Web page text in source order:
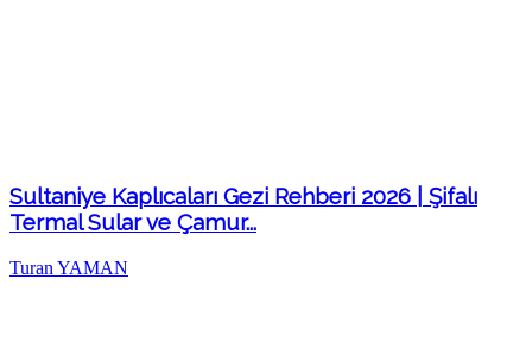
Sultaniye Kaplıcaları Gezi Rehberi 2026 | Şifalı
Termal Sular ve Çamur...
Turan YAMAN